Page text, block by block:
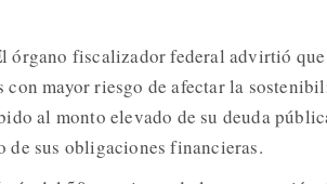
órgano fiscalizador federal advirtió
con mayor riesgo de afectar la
al monto elevado de su deuda
de sus obligaciones financieras.